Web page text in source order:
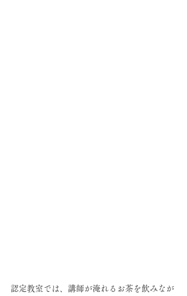
認定教室では、講師が淹れるお茶を飲みなが